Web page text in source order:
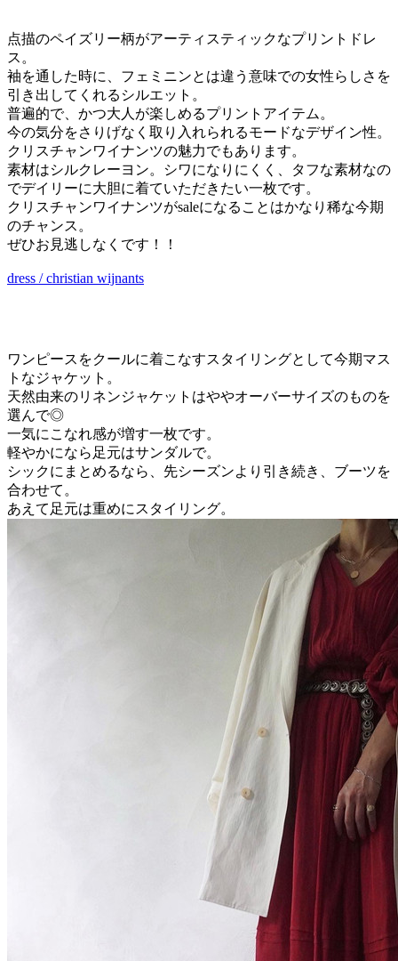
点描のペイズリー柄がアーティスティックなプリントドレ
ス。
袖を通した時に、フェミニンとは違う意味での女性らしさを
引き出してくれるシルエット。
普遍的で、かつ大人が楽しめるプリントアイテム。
今の気分をさりげなく取り入れられるモードなデザイン性。
クリスチャンワイナンツの魅力でもあります。
素材はシルクレーヨン。シワになりにくく、タフな素材なの
でデイリーに大胆に着ていただきたい一枚です。
クリスチャンワイナンツがsaleになることはかなり稀な今期
のチャンス。
ぜひお見逃しなくです！！
dress / christian wijnants
ワンピースをクールに着こなすスタイリングとして今期マス
トなジャケット。
天然由来のリネンジャケットはややオーバーサイズのものを
選んで◎
一気にこなれ感が増す一枚です。
軽やかになら足元はサンダルで。
シックにまとめるなら、先シーズンより引き続き、ブーツを
合わせて。
あえて足元は重めにスタイリング。